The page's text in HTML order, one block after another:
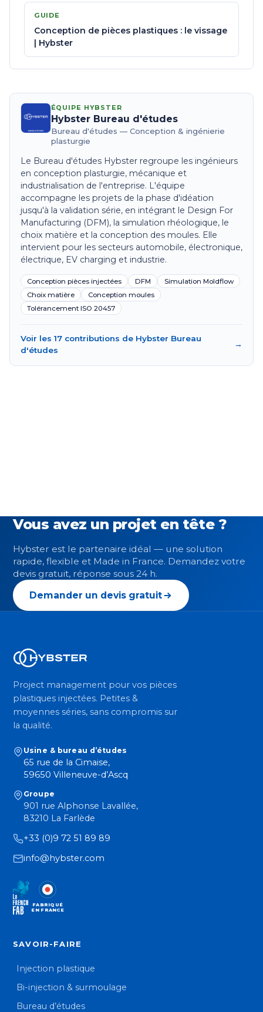
GUIDE
Conception de pièces plastiques : le vissage
| Hybster
ÉQUIPE HYBSTER
Hybster Bureau d'études
Bureau d'études — Conception & ingénierie
plasturgie
Le Bureau d'études Hybster regroupe les ingénieurs
en conception plasturgie, mécanique et
industrialisation de l'entreprise. L'équipe
accompagne les projets de la phase d'idéation
jusqu'à la validation série, en intégrant le Design For
Manufacturing (DFM), la simulation rhéologique, le
choix matière et la conception des moules. Elle
intervient pour les secteurs automobile, électronique,
électrique, EV charging et industrie.
Conception pièces injectées DFM
Simulation Moldflow
Choix matière
Conception moules
Tolérancement ISO 20457
Voir les 17 contributions de Hybster Bureau
d'études
→
Vous avez un projet en tête ?
Hybster est le partenaire idéal — une solution
rapide, flexible et Made in France. Demandez votre
devis gratuit, réponse sous 24 h.
Demander un devis gratuit
Project management pour vos pièces
plastiques injectées. Petites &
moyennes séries, sans compromis sur
la qualité.
Usine & bureau d’études
65 rue de la Cimaise,
59650 Villeneuve-d’Ascq
Groupe
901 rue Alphonse Lavallée,
83210 La Farlède
+33 (0)9 72 51 89 89
info@hybster.com
FABRIQUÉ
EN FRANCE
SAVOIR-FAIRE
Injection plastique
Bi-injection & surmoulage
Bureau d’études